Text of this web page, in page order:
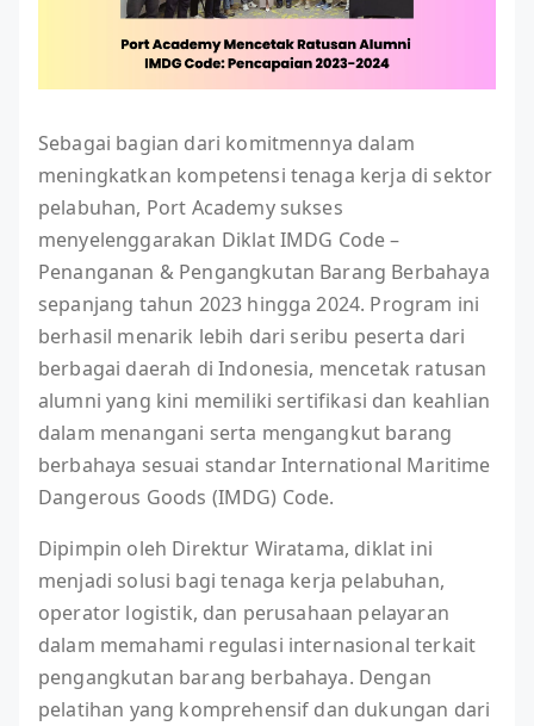
Sebagai bagian dari komitmennya dalam
meningkatkan kompetensi tenaga kerja di sektor
pelabuhan, Port Academy sukses
menyelenggarakan Diklat IMDG Code –
Penanganan & Pengangkutan Barang Berbahaya
sepanjang tahun 2023 hingga 2024. Program ini
berhasil menarik lebih dari seribu peserta dari
berbagai daerah di Indonesia, mencetak ratusan
alumni yang kini memiliki sertifikasi dan keahlian
dalam menangani serta mengangkut barang
berbahaya sesuai standar International Maritime
Dangerous Goods (IMDG) Code.
Dipimpin oleh Direktur Wiratama, diklat ini
menjadi solusi bagi tenaga kerja pelabuhan,
operator logistik, dan perusahaan pelayaran
dalam memahami regulasi internasional terkait
pengangkutan barang berbahaya. Dengan
pelatihan yang komprehensif dan dukungan dari